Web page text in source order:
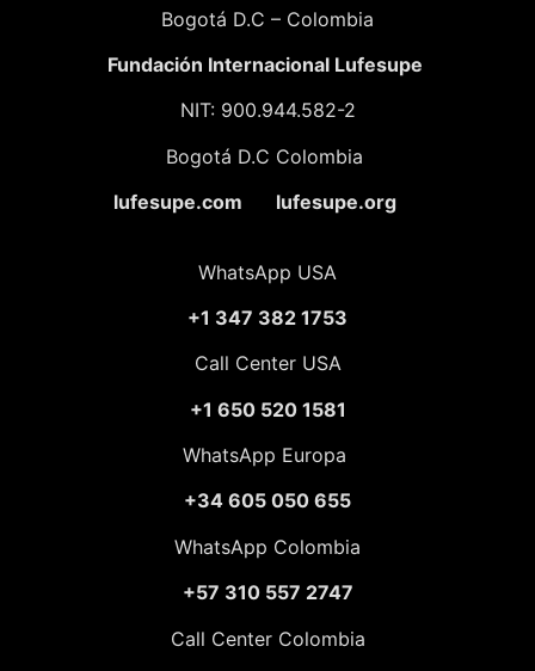
Bogotá D.C – Colombia
Fundación Internacional Lufesupe
NIT: 900.944.582-2
Bogotá D.C Colombia
lufesupe.com lufesupe.org
WhatsApp USA
+1 347 382 1753
Call Center USA
+1 650 520 1581
WhatsApp Europa
+34 605 050 655
WhatsApp Colombia
+57 310 557 2747
Call Center Colombia